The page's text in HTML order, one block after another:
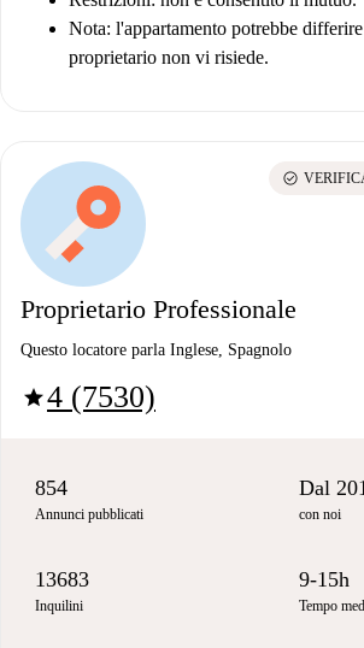
Nota: l'appartamento potrebbe
proprietario non vi risiede.
Proprietario Professionale
Questo locatore parla Inglese, Spagnolo
star4 (7530)
check_circle
854
Annunci pubblicati
Dal
con noi
13683
Inquilini
9-15h
Tempo